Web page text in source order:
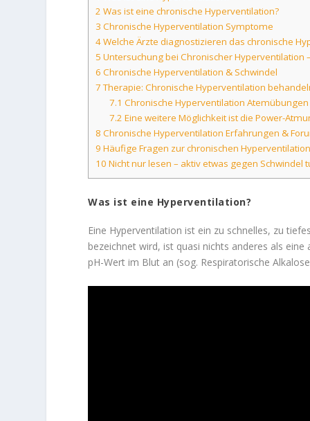
2 Was ist eine chronische Hyperventilation?
3 Chronische Hyperventilation Symptome
4Welche Ärzte diagnostizieren das chronische
5 Untersuchung bei Chronischer Hyperventilation
6 Chronische Hyperventilation & Schwindel
7Therapie: Chronische Hyperventilation
7.1 Chronische Hyperventilation Atemübungen
7.2 Eine weitere Möglichkeit ist die Power-
8 Chronische Hyperventilation Erfahrungen &
9 Häufige Fragen zur chronischen Hyperventilation
10 Nicht nur lesen – aktiv etwas gegen Schwindel
Was ist eine Hyperventilation?
Eine Hyperventilation ist ein zu schnelles, zu
bezeichnet wird, ist quasi nichts anderes als
pH-Wert im Blut an (sog. Respiratorische